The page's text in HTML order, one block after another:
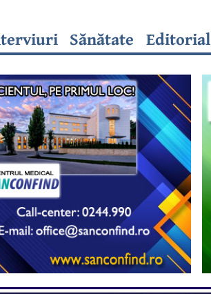
Sănătate Editorial